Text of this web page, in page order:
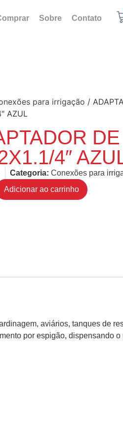
Sobre Contato
para irrigação /
AZUL
4″
Adicionar ao carrinho
Categoria: Conexões para
aviários, tanques de
por espigão, dispensando o